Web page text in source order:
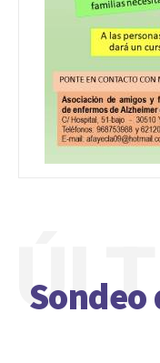
Sondeo